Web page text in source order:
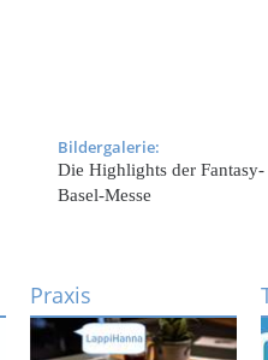
Bildergalerie:
Die Highlights der Fantasy-
Basel-Messe
Praxis